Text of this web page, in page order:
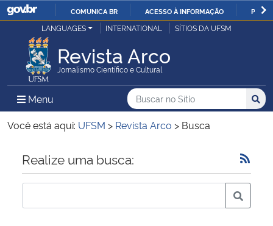
IR
O
COMUNICA BR ACESSO À INFORMAÇÃO
Ministério da Justiça e Segurança Pública
Ministério da Defesa
Ministério das Relações Exteriores
Ministério da Economia
Ministério da Infraestrutura
LANGUAGES INTERNATIONAL SÍTIOS DA UFSM
Revista Arco
Jornalismo Científico e Cultural
Menu Menu Principal do Sítio
Busca
Buscar no no Sítio
Busca:
Você está aqui: UFSM > Revista Arco > Busca
Início do conteúdo
Realize uma busca: